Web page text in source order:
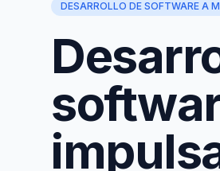
DESARROLLO DE SOFTWARE A